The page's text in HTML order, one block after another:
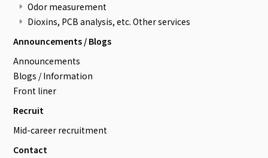
Odor measurement
Dioxins, PCB analysis, etc. Other services
Announcements / Blogs
Announcements
Blogs / Information
Front liner
Recruit
Mid-career recruitment
Contact